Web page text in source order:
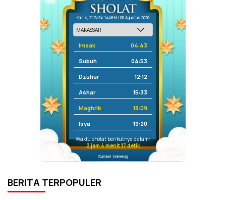
Kamis, 21 Safar 1448 H / 06 Agustus 2026
Imsak 04:43
Subuh 04:53
Dzuhur 12:12
Ashar 15:33
Maghrib 18:09
Isya 19:20
Waktu sholat berikutnya dalam:
2 jam 4 menit 17 detik
Sumber: Kemenag
BERITA TERPOPULER